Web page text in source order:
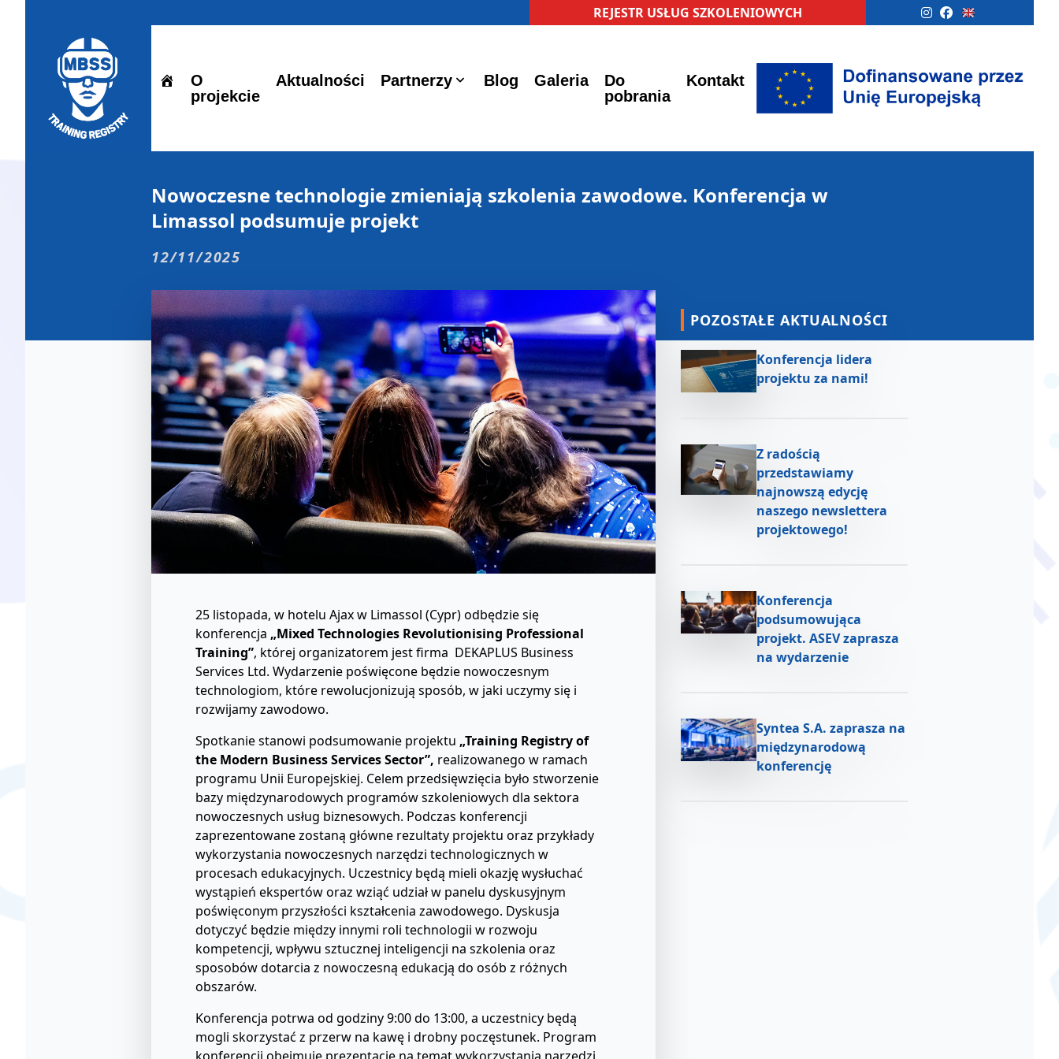
REJESTR USŁUG SZKOLENIOWYCH
O
projekcie
Aktualności Partnerzy Blog Galeria
Do
pobrania
Kontakt
Nowoczesne technologie zmieniają szkolenia zawodowe. Konferencja w
Limassol podsumuje projekt
12/11/2025
25 listopada, w hotelu Ajax w Limassol (Cypr) odbędzie się
konferencja „Mixed Technologies Revolutionising Professional
Training”, której organizatorem jest firma DEKAPLUS Business
Services Ltd. Wydarzenie poświęcone będzie nowoczesnym
technologiom, które rewolucjonizują sposób, w jaki uczymy się i
rozwijamy zawodowo.
Spotkanie stanowi podsumowanie projektu „Training Registry of
the Modern Business Services Sector”, realizowanego w ramach
programu Unii Europejskiej. Celem przedsięwzięcia było stworzenie
bazy międzynarodowych programów szkoleniowych dla sektora
nowoczesnych usług biznesowych. Podczas konferencji
zaprezentowane zostaną główne rezultaty projektu oraz przykłady
wykorzystania nowoczesnych narzędzi technologicznych w
procesach edukacyjnych. Uczestnicy będą mieli okazję wysłuchać
wystąpień ekspertów oraz wziąć udział w panelu dyskusyjnym
poświęconym przyszłości kształcenia zawodowego. Dyskusja
dotyczyć będzie między innymi roli technologii w rozwoju
kompetencji, wpływu sztucznej inteligencji na szkolenia oraz
sposobów dotarcia z nowoczesną edukacją do osób z różnych
obszarów.
Konferencja potrwa od godziny 9:00 do 13:00, a uczestnicy będą
mogli skorzystać z przerw na kawę i drobny poczęstunek. Program
POZOSTAŁE AKTUALNOŚCI
Konferencja lidera
projektu za nami!
Z radością
przedstawiamy
najnowszą edycję
naszego newslettera
projektowego!
Konferencja
podsumowująca
projekt. ASEV zaprasza
na wydarzenie
Syntea S.A. zaprasza na
międzynarodową
konferencję